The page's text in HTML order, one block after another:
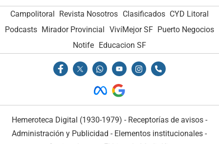
Campolitoral Revista Nosotros Clasificados CYD Litoral
Podcasts Mirador Provincial VivíMejor SF Puerto Negocios
Notife Educacion SF
Hemeroteca Digital (1930-1979) - Receptorías de avisos -
Administración y Publicidad - Elementos institucionales -